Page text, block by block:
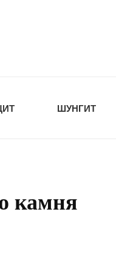
ШУНГИТ
камня